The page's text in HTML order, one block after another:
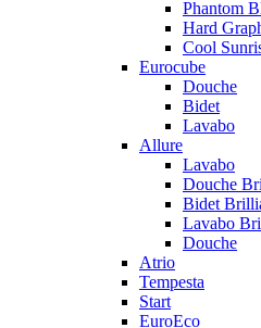
Phantom
Hard
Cool
Eurocube
Douche
Bidet
Lavabo
Allure
Lavabo
Douche
Bidet
Lavabo
Douche
Atrio
Tempesta
Start
EuroEco